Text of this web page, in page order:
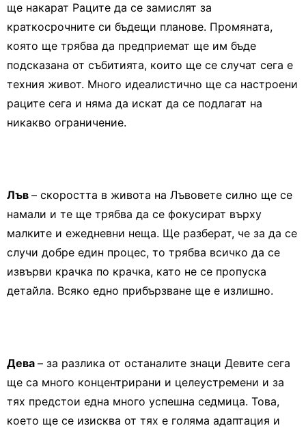
ще накарат Раците да се замислят за
краткосрочните си бъдещи планове. Промяната,
която ще трябва да предприемат ще им бъде
подсказана от събитията, които ще се случат сега е
техния живот. Много идеалистично ще са настроени
раците сега и няма да искат да се подлагат на
никакво ограничение.
Лъв – скоростта в живота на Лъвовете силно ще се
намали и те ще трябва да се фокусират върху
малките и ежедневни неща. Ще разберат, че за да се
случи добре един процес, то трябва всичко да се
извърви крачка по крачка, като не се пропуска
детайла. Всяко едно прибързване ще е излишно.
Дева – за разлика от останалите знаци Девите сега
ще са много концентрирани и целеустремени и за
тях предстои една много успешна седмица. Това,
което ще се изисква от тях е голяма адаптация и